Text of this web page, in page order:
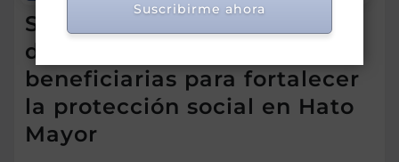
Supérate promueve el
diálogo con familias
beneficiarias para fortalecer
la protección social en Hato
Mayor
Suscribirme ahora